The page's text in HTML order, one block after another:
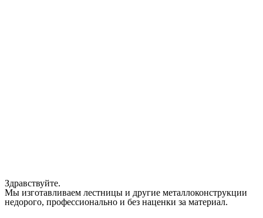
Здравствуйте.
Мы изготавливаем лестницы и другие металлоконструкции
недорого, профессионально и без наценки за материал.